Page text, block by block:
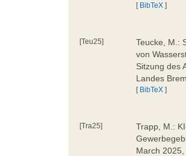
[ BibTeX ]
[Teu25]
Teucke, M.:
von
Sitzung des
Landes
[ BibTeX ]
[Tra25]
Trapp, M.:
March